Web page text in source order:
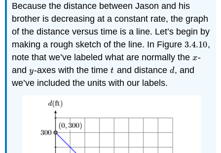
Because the distance between Jason and his
brother is decreasing at a constant rate, the graph
of the distance versus time is a line. Let’s begin by
making a rough sketch of the line. In Figure3.4.10
3.4.10,
note that we’ve labeled what are normally thex
x-
andy
y-axes with the timet
t and distance d
d, and
we’ve included the units with our labels.